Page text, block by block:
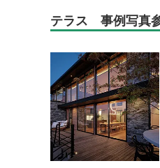
テラス 事例写真